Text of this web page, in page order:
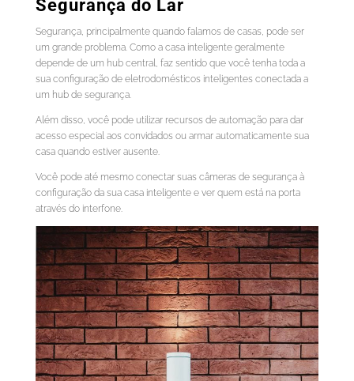
Segurança do Lar
Segurança, principalmente quando falamos de casas, pode ser
um grande problema. Como a casa inteligente geralmente
depende de um hub central, faz sentido que você tenha toda a
sua configuração de eletrodomésticos inteligentes conectada a
um hub de segurança.
Além disso, você pode utilizar recursos de automação para dar
acesso especial aos convidados ou armar automaticamente sua
casa quando estiver ausente.
Você pode até mesmo conectar suas câmeras de segurança à
configuração da sua casa inteligente e ver quem está na porta
através do interfone.